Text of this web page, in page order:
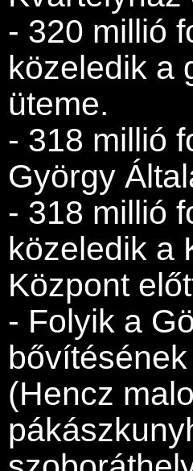
- 320 millió
közeledik a
üteme.
- 318 millió
György
- 318 millió
közeledik a
Központ
- Folyik a
(Hencz